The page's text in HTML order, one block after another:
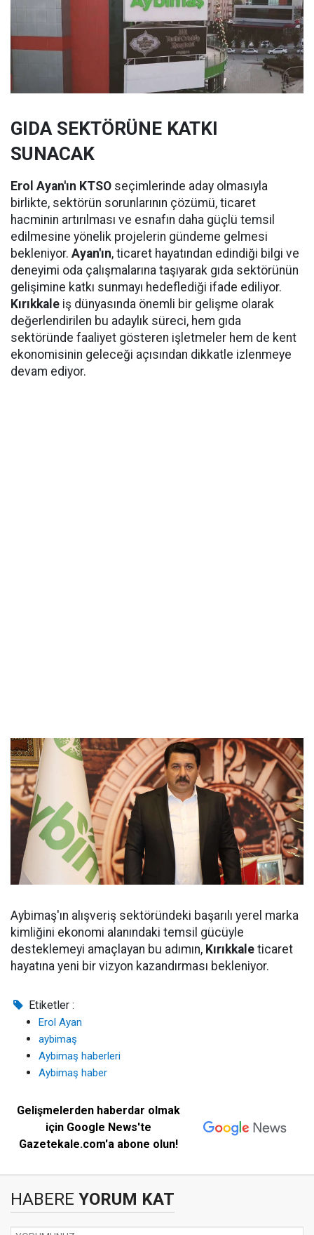
GIDA SEKTÖRÜNE KATKI
SUNACAK
Erol Ayan'ın KTSO seçimlerinde aday olmasıyla
birlikte, sektörün sorunlarının çözümü, ticaret
hacminin artırılması ve esnafın daha güçlü temsil
edilmesine yönelik projelerin gündeme gelmesi
bekleniyor. Ayan'ın, ticaret hayatından edindiği bilgi ve
deneyimi oda çalışmalarına taşıyarak gıda sektörünün
gelişimine katkı sunmayı hedeflediği ifade ediliyor.
Kırıkkale iş dünyasında önemli bir gelişme olarak
değerlendirilen bu adaylık süreci, hem gıda
sektöründe faaliyet gösteren işletmeler hem de kent
ekonomisinin geleceği açısından dikkatle izlenmeye
devam ediyor.
Aybimaş'ın alışveriş sektöründeki başarılı yerel marka
kimliğini ekonomi alanındaki temsil gücüyle
desteklemeyi amaçlayan bu adımın, Kırıkkale ticaret
hayatına yeni bir vizyon kazandırması bekleniyor.
Etiketler :
Erol Ayan
aybimaş
Aybimaş haberleri
Aybimaş haber
Gelişmelerden haberdar olmak
için Google News'te
Gazetekale.com'a abone olun!
HABERE YORUM KAT